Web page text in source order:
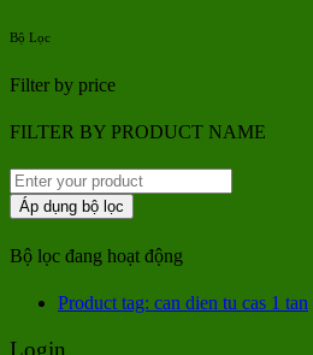
Bộ Lọc
Filter by price
FILTER BY PRODUCT NAME
Áp dụng bộ lọc
Bộ lọc đang hoạt động
Product tag: can dien tu cas 1 tan
Login